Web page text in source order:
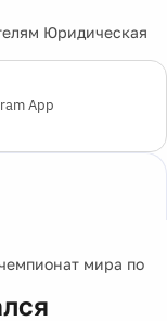
Юридическая
App
мира по